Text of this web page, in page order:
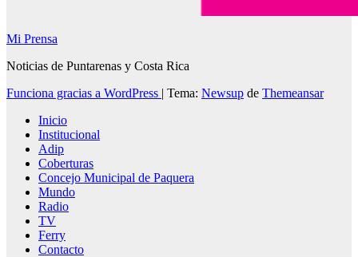
Mi Prensa
Noticias de Puntarenas y Costa Rica
Funciona gracias a WordPress | Tema: Newsup de Themeansar
Inicio
Institucional
Adip
Coberturas
Concejo Municipal de Paquera
Mundo
Radio
TV
Ferry
Contacto